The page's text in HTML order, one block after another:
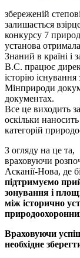
збереженій
залишається
конкурсу 7
установа
Знаний в країні і
В.С. працює
історію
Мінприроди
документах.
Все це виходить
оскільки
категорій
З огляду на це та,
враховуючи
Асканії-Нова, де
підтримуємо
зонування і
між історично
Враховуючи
необхідне